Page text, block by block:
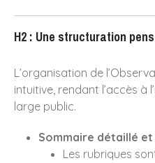
H2 : Une structuration
L’organisation de
intuitive, rendant l’accès à
large public.
Sommaire détaillé et
Les rubriques